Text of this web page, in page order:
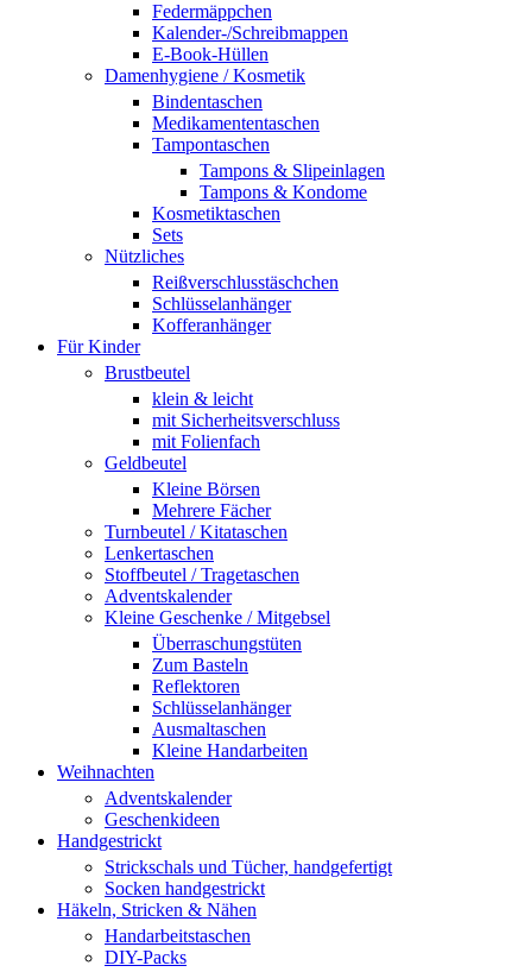
Federmäppchen
Kalender-/Schreibmappen
E-Book-Hüllen
Damenhygiene / Kosmetik
Bindentaschen
Medikamententaschen
Tampontaschen
Tampons & Slipeinlagen
Tampons & Kondome
Kosmetiktaschen
Sets
Nützliches
Reißverschlusstäschchen
Schlüsselanhänger
Kofferanhänger
Für Kinder
Brustbeutel
klein & leicht
mit Sicherheitsverschluss
mit Folienfach
Geldbeutel
Kleine Börsen
Mehrere Fächer
Turnbeutel / Kitataschen
Lenkertaschen
Stoffbeutel / Tragetaschen
Adventskalender
Kleine Geschenke / Mitgebsel
Überraschungstüten
Zum Basteln
Reflektoren
Schlüsselanhänger
Ausmaltaschen
Kleine Handarbeiten
Weihnachten
Adventskalender
Geschenkideen
Handgestrickt
Strickschals und Tücher, handgefertigt
Socken handgestrickt
Häkeln, Stricken & Nähen
Handarbeitstaschen
DIY-Packs